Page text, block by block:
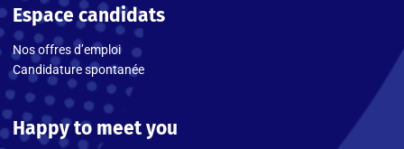
Espace candidats
Nos offres d’emploi
Candidature spontanée
Happy to meet you